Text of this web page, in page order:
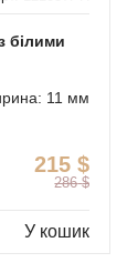
білими
11 мм
215 $
286 $
У кошик